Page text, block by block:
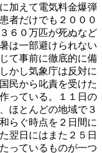
加えて電気料金爆弾
者だけでも２０００
６０万匹が死ぬなど
は一部避けられない
て事前に徹底的に備
かし気象庁は反対に
民から叱責を受けた
っている。１１日の
ほとんどの地域で３
らぐ時点を２日間に
翌日にはまた２５日
っているものが一つ